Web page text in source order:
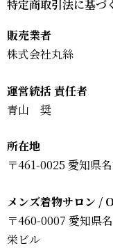
特定商取引法に基づ
販売業者
株式会社丸絲
運営統括 責任者
青山 奨
所在地
〒461-0025 愛知県
メンズ着物サロン /
〒460-0007 愛知県
栄ビル